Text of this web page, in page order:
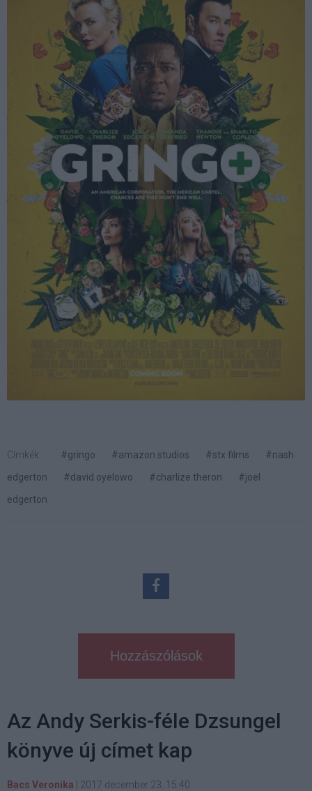
Címkék: #gringo #amazon studios #stx films
#nash
edgerton
#david oyelowo #charlize theron
#joel
edgerton
Hozzászólások
Az Andy Serkis-féle Dzsungel
könyve új címet kap
Bacs Veronika 2017 december 23. 15:40